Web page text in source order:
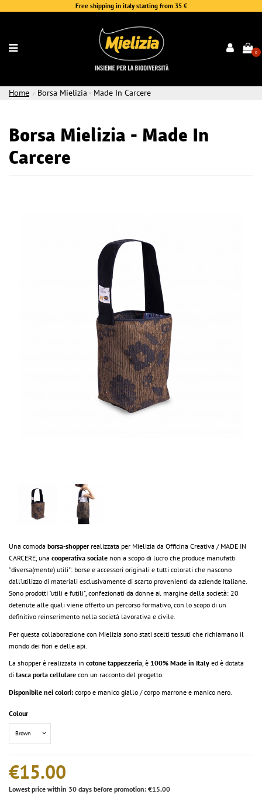
Free shipping in italy starting from 35 €
0
Home Borsa Mielizia - Made In Carcere
Borsa Mielizia - Made In
Carcere
Una comoda borsa-shopperrealizzata per Mielizia da Officina Creativa / MADE IN
CARCERE, una cooperativa sociale non a scopo di lucro che produce manufatti
"diversa(mente) utili": borse e accessori originali e tutti colorati che nascono
dall’utilizzo di materiali esclusivamente di scarto provenienti da aziende italiane.
Sono prodotti "utili e futili", confezionati da donne al margine della società: 20
detenute alle quali viene offerto un percorso formativo, con lo scopo di un
definitivo reinserimento nella società lavorativa e civile.
Per questa collaborazione con Mielizia sono stati scelti tessuti che richiamano il
mondo dei fiori e delle api.
La shopper è realizzata in cotone tappezzeria, è 100% Made in Italy ed è dotata
di tasca porta cellulare con un racconto del progetto.
Disponibile nei colori: corpo e manico giallo / corpo marrone e manico nero.
Colour
€15.00
Lowest price within 30 days before promotion: €15.00